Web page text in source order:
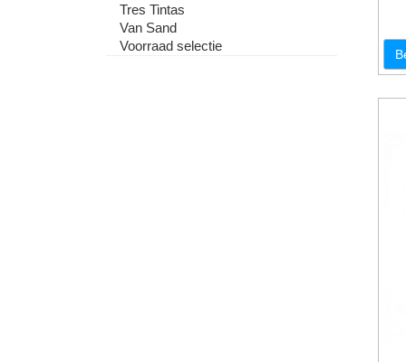
Tres Tintas
Van Sand
Voorraad selectie